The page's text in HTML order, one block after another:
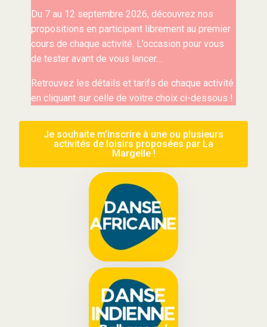
Du 7 au 12 septembre 2026, découvrez nos
propositions en participant librement au premier
cours de chaque activité. L’occasion pour vous
de tester avant de vous lancer…
Retrouvez les détails et tarifs de chaque activité
en cliquant sur celle de voitre choix ci-dessous !
Je souhaite m’inscrire à une ou plusieurs
activités de loisirs proposées par La
Margelle !